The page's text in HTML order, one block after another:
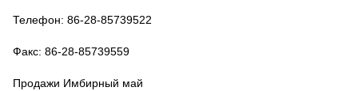
Телефон: 86-28-85739522
Факс: 86-28-85739559
Продажи Имбирный май